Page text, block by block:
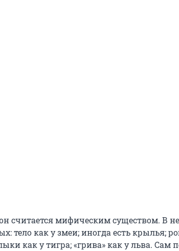
считается мифическим существом. В
тело как у змеи; иногда есть крылья;
как у тигра; «грива» как у льва. Сам